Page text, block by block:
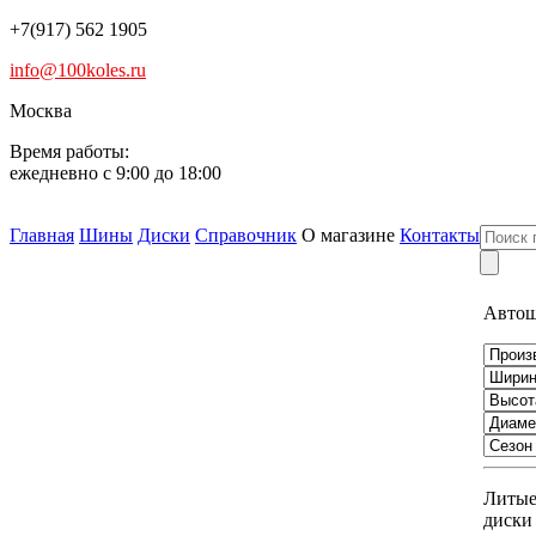
+7(917) 562 1905
info@100koles.ru
Москва
Время работы:
ежедневно с 9:00 до 18:00
Главная Шины Диски Справочник О магазине Контакты
Литые
диски